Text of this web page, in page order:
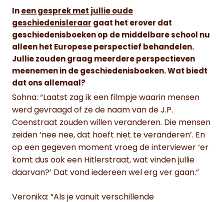
In een gesprek met jullie oude
geschiedenisleraar gaat het erover dat
geschiedenisboeken op de middelbare school nu
alleen het Europese perspectief behandelen.
Jullie zouden graag meerdere perspectieven
meenemen in de geschiedenisboeken. Wat biedt
dat ons allemaal?
Sohna: “Laatst zag ik een filmpje waarin mensen
werd gevraagd of ze de naam van de J.P.
Coenstraat zouden willen veranderen. Die mensen
zeiden ‘nee nee, dat hoeft niet te veranderen’. En
op een gegeven moment vroeg de interviewer ‘er
komt dus ook een Hitlerstraat, wat vinden jullie
daarvan?’ Dat vond iedereen wel erg ver gaan.”
Veronika: “Als je vanuit verschillende